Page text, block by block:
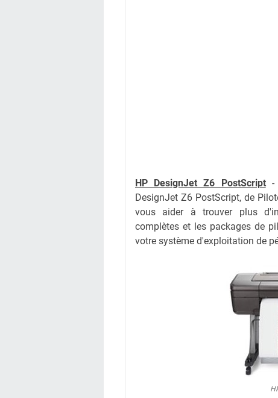
HP DesignJet Z6 PostScript-
DesignJet Z6 PostScript, de
vous aider à trouver plus
complètes et les packages de
votre système d'exploitation de